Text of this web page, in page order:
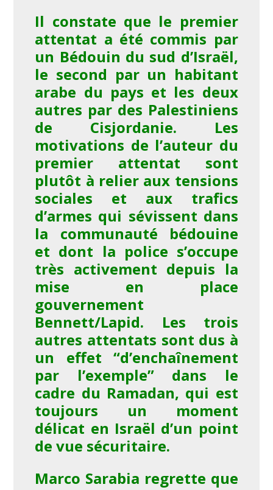
Il constate que le premier
attentat a été commis par
un Bédouin du sud d’Israël,
le second par un habitant
arabe du pays et les deux
autres par des Palestiniens
de Cisjordanie. Les
motivations de l’auteur du
premier attentat sont
plutôt à relier aux tensions
sociales et aux trafics
d’armes qui sévissent dans
la communauté bédouine
et dont la police s’occupe
très activement depuis la
mise en place
gouvernement
Bennett/Lapid. Les trois
autres attentats sont dus à
un effet “d’enchaînement
par l’exemple” dans le
cadre du Ramadan, qui est
toujours un moment
délicat en Israël d’un point
de vue sécuritaire.
Marco Sarabia regrette que